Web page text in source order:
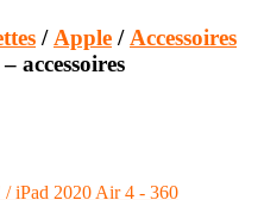
/ Apple / Accessoires
accessoires